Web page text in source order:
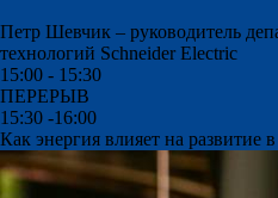
Петр Шевчик – руководитель
технологий Schneider Electric
15:00 - 15:30
ПЕРЕРЫВ
15:30 -16:00
Как энергия влияет на развитие